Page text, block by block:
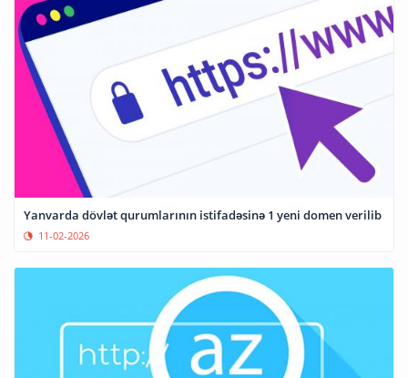
Yanvarda dövlət qurumlarının istifadəsinə 1 yeni domen verilib
11-02-2026